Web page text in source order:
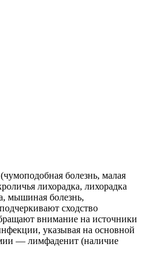
болезнь, малая
лихорадка, лихорадка
мышиная болезнь,
сходство
внимание на источники
указывая на основной
— лимфаденит (наличие